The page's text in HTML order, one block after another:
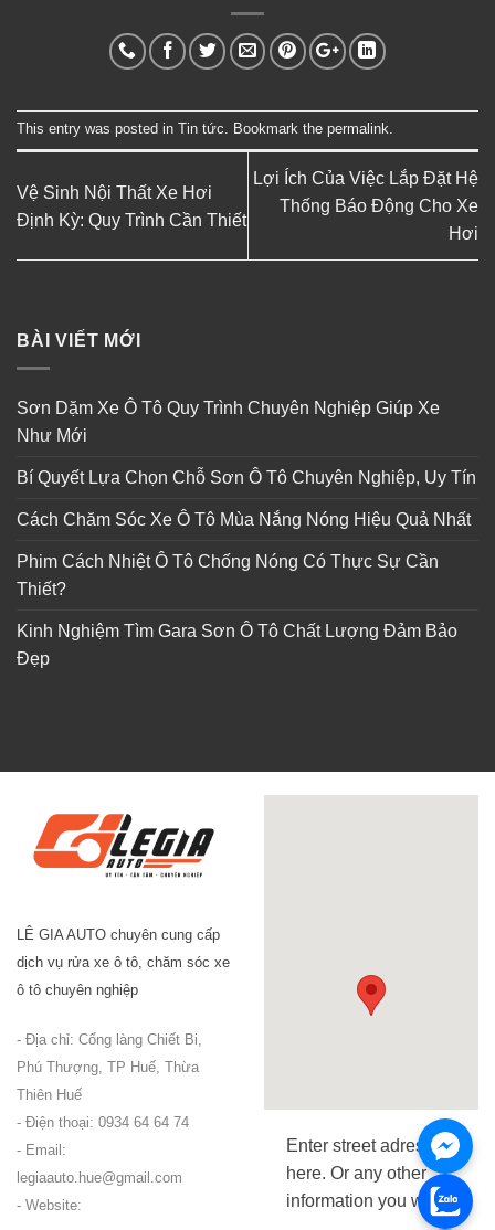
This entry was posted in Tin tức. Bookmark the permalink.
Vệ Sinh Nội Thất Xe Hơi
Định Kỳ: Quy Trình Cần Thiết
Lợi Ích Của Việc Lắp Đặt Hệ
Thống Báo Động Cho Xe
Hơi
BÀI VIẾT MỚI
Sơn Dặm Xe Ô Tô Quy Trình Chuyên Nghiệp Giúp Xe
Như Mới
Bí Quyết Lựa Chọn Chỗ Sơn Ô Tô Chuyên Nghiệp, Uy Tín
Cách Chăm Sóc Xe Ô Tô Mùa Nắng Nóng Hiệu Quả Nhất
Phim Cách Nhiệt Ô Tô Chống Nóng Có Thực Sự Cần
Thiết?
Kinh Nghiệm Tìm Gara Sơn Ô Tô Chất Lượng Đảm Bảo
Đẹp
LÊ GIA AUTO chuyên cung cấp
dịch vụ rửa xe ô tô, chăm sóc xe
ô tô chuyên nghiệp
- Địa chỉ: Cổng làng Chiết Bi,
Phú Thượng, TP Huế, Thừa
Thiên Huế
- Điện thoại: 0934 64 64 74
- Email:
legiaauto.hue@gmail.com
- Website:
Enter street adress
here. Or any other
information you want.